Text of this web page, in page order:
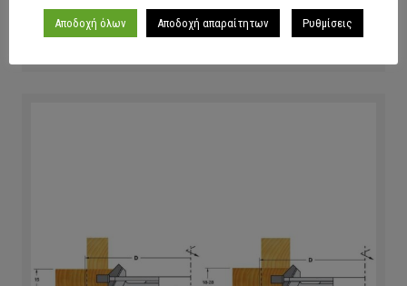
ΠΕΡΙΣΣΟΤΕΡΑ
Αποδοχή όλων Αποδοχή απαραίτητων Ρυθμίσεις